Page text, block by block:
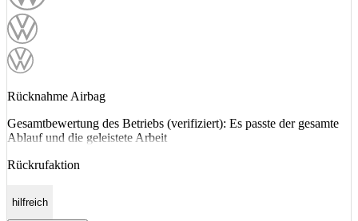
Rücknahme Airbag
Gesamtbewertung des Betriebs (verifiziert): Es passte der gesamte
Ablauf und die geleistete Arbeit
Rückrufaktion
hilfreich